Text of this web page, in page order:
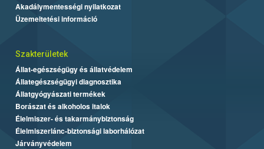
Akadálymentességi nyilatkozat
Üzemeltetési információ
Szakterületek
Állat-egészségügy és állatvédelem
Állategészségügyi diagnosztika
Állatgyógyászati termékek
Borászat és alkoholos italok
Élelmiszer- és takarmánybiztonság
Élelmiszerlánc-biztonsági laborhálózat
Járványvédelem